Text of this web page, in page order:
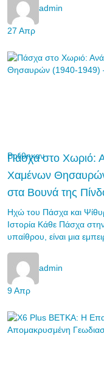
admin
27 Απρ
Βρέθηκαν
Πάσχα στο Χωριό:
Χαμένων
στα Βουνά της
Ηχώ του Πάσχα και
Ιστορία Κάθε Πάσχα
υπαίθρου, είναι μια
admin
9 Απρ